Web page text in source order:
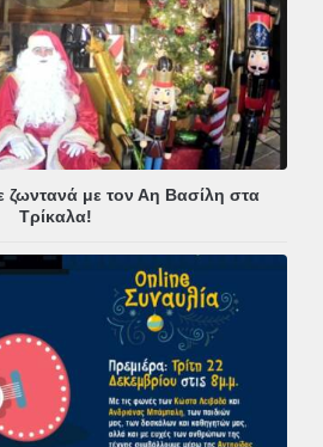
ζωντανά με τον Αη Βασίλη στα
Τρίκαλα!